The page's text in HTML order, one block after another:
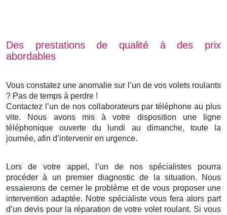
Des prestations de qualité à des prix
abordables
Vous constatez une anomalie sur l’un de vos volets roulants
? Pas de temps à perdre !
Contactez l’un de nos collaborateurs par téléphone au plus
vite. Nous avons mis à votre disposition une ligne
téléphonique ouverte du lundi au dimanche, toute la
journée, afin d’intervenir en urgence.
Lors de votre appel, l’un de nos spécialistes pourra
procéder à un premier diagnostic de la situation. Nous
essaierons de cerner le problème et de vous proposer une
intervention adaptée. Notre spécialiste vous fera alors part
d’un devis pour la réparation de votre volet roulant. Si vous